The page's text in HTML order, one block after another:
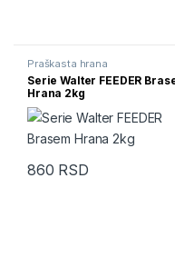
Praškasta hrana
Serie Walter FEEDER
Hrana 2kg
860 RSD